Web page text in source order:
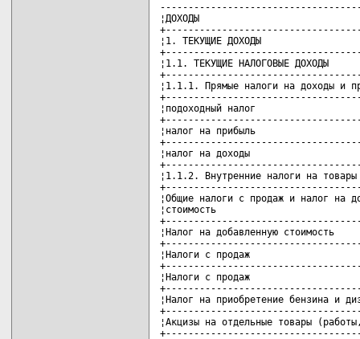
¦ДОХОДЫ
¦1. ТЕКУЩИЕ ДОХОДЫ
¦1.1. ТЕКУЩИЕ НАЛОГОВЫЕ
¦1.1.1. Прямые налоги на доходы
¦подоходный налог
¦налог на прибыль
¦налог на доходы
¦1.1.2. Внутренние налоги на
¦Общие налоги с продаж и налог
¦стоимость
¦Налог на добавленную
¦Налоги с продаж
¦Налоги с продаж
¦Налог на приобретение бензина и
¦Акцизы на отдельные товары